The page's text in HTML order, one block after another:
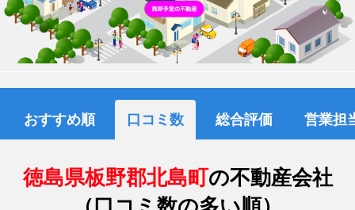
おすすめ順 口コミ数 総合評価 営業担
徳島県板野郡北島町の不動産会社